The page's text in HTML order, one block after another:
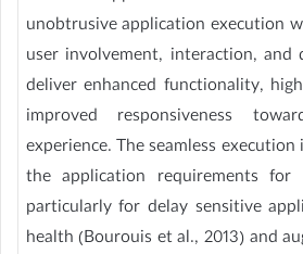
unobtrusive application execution
user involvement, interaction,
deliver enhanced functionality,
improved responsiveness
experience. The seamless
the application requirements for
particularly for delay sensitive
health (Bourouis et al., 2013) and